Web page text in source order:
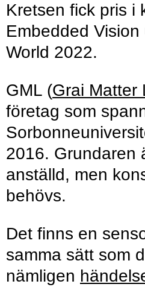
Kretsen fick pris i
Embedded
World 2022.
GML (Grai Matter
företag som
2016. Grundaren
anställd, men
behövs.
Det finns en
samma sätt som
nämligen